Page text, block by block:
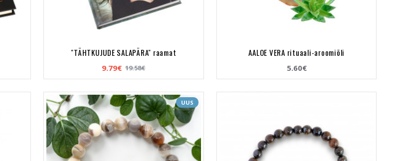
"TÄHTKUJUDE SALAPÄRA" raamat
9.79€ 19.58€
AALOE VERA rituaali-aroomiõli
5.60€
UUS